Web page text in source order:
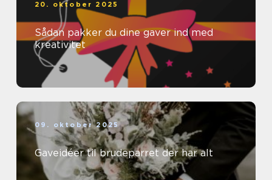
20. oktober 2025
Sådan pakker du dine gaver ind med
kreativitet
09. oktober 2025
Gaveidéer til brudeparret der har alt